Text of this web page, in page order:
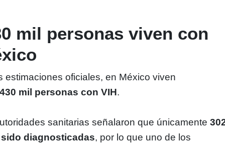
mil personas viven con
estimaciones oficiales, en México viven
430 mil personas con VIH.
sanitarias señalaron que únicamente
diagnosticadas, por lo que uno de los